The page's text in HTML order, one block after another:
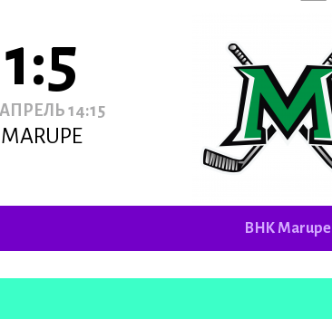
1:5
АПРЕЛЬ 14:15
MARUPE
BHK Marupe